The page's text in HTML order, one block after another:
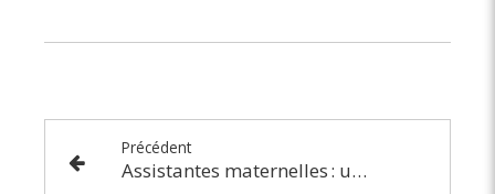
Précédent
Assistantes maternelles : un nouvel agrément, sous conditions ?